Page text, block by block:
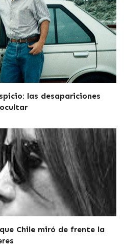
las desapariciones
Chile miró de frente la